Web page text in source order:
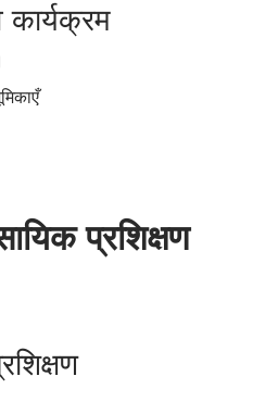
कार्यक्रम
प्रशिक्षण